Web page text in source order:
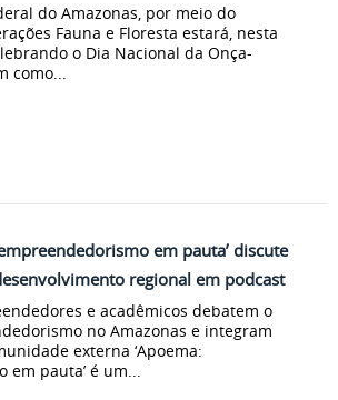
do Amazonas, por meio do
Fauna e Floresta estará, nesta
o Dia Nacional da Onça-
como...
em pauta’ discute
regional em podcast
e acadêmicos debatem o
no Amazonas e integram
externa ‘Apoema:
pauta’ é um...